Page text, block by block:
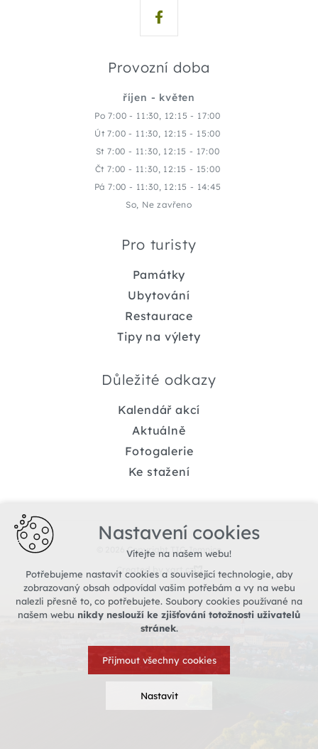
Provozní doba
říjen - květen
Po 7:00 - 11:30, 12:15 - 17:00
Út 7:00 - 11:30, 12:15 - 15:00
St 7:00 - 11:30, 12:15 - 17:00
Čt 7:00 - 11:30, 12:15 - 15:00
Pá 7:00 - 11:30, 12:15 - 14:45
So, Ne zavřeno
Pro turisty
Památky
Ubytování
Restaurace
Tipy na výlety
Důležité odkazy
Kalendář akcí
Aktuálně
Fotogalerie
Ke stažení
© 2026 Copyright TIC Jemnice
Created by xart.cz
Nastavení cookies
Vítejte na našem webu!
Potřebujeme nastavit cookies a související technologie, aby
zobrazovaný obsah odpovídal vašim potřebám a vy na webu
nalezli přesně to, co potřebujete. Soubory cookies používané na
našem webu nikdy neslouží ke zjišťování totožnosti uživatelů
stránek.
Přijmout všechny cookies
Nastavit